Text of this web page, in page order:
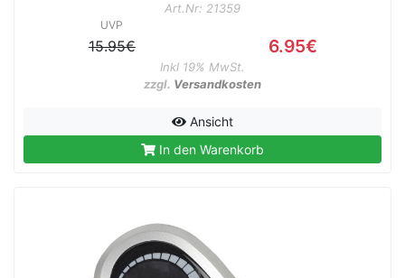
Art.Nr: 21359
UVP
15.95€ 6.95€
Inkl 19% MwSt.
zzgl. Versandkosten
Ansicht
In den Warenkorb